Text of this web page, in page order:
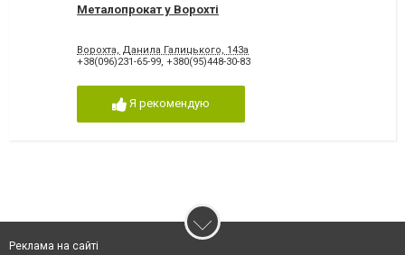
Металопрокат у Ворохті
Ворохта, Данила Галицького, 143а
+38(096)231-65-99, +380(95)448-30-83
Я рекомендую
Реклама на сайті